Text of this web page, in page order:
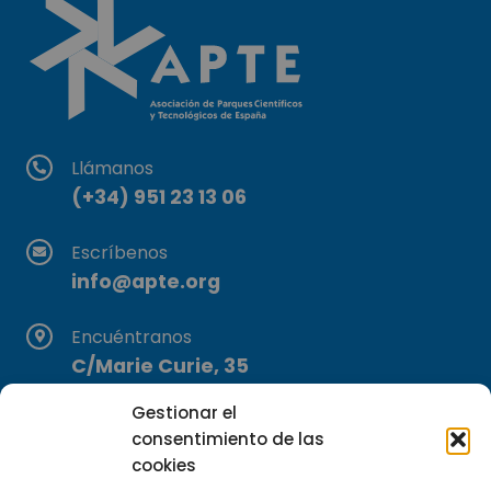
Gestionar el
consentimiento de las
cookies
Llámanos
(+34) 951 23 13 06
Escríbenos
info@apte.org
Encuéntranos
C/Marie Curie, 35